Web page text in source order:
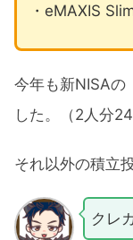
・eMAXIS
今年も新NISAの
した。（2人分
それ以外の積立
クレ